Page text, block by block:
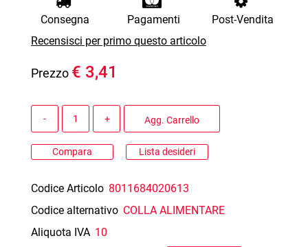
Consegna Pagamenti
Post-Vendita
Recensisci per primo questo articolo
Prezzo € 3,41
Agg. Carrello
Compara Lista desideri
Codice Articolo 8011684020613
Codice alternativo COLLA ALIMENTARE
Aliquota IVA 10